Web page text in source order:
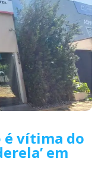
vítima do
em